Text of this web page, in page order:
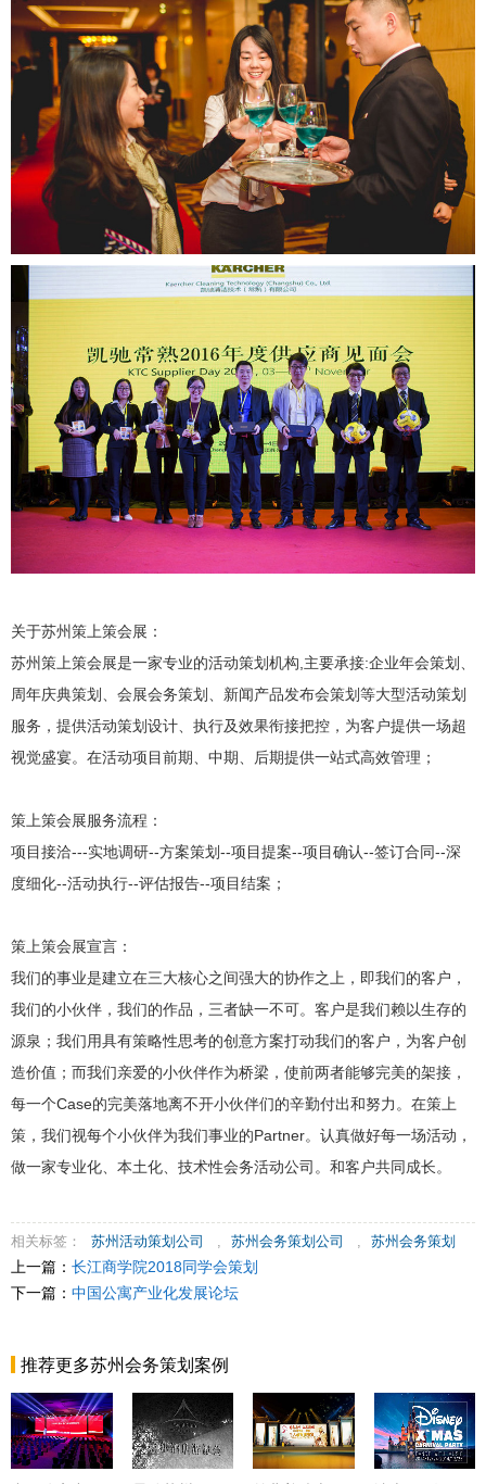
关于苏州策上策会展：
苏州策上策会展是一家专业的活动策划机构,主要承接:企业年会策划、
周年庆典策划、会展会务策划、新闻产品发布会策划等大型活动策划
服务，提供活动策划设计、执行及效果衔接把控，为客户提供一场超
视觉盛宴。在活动项目前期、中期、后期提供一站式高效管理；
策上策会展服务流程：
项目接洽---实地调研--方案策划--项目提案--项目确认--签订合同--深
度细化--活动执行--评估报告--项目结案；
策上策会展宣言：
我们的事业是建立在三大核心之间强大的协作之上，即我们的客户，
我们的小伙伴，我们的作品，三者缺一不可。客户是我们赖以生存的
源泉；我们用具有策略性思考的创意方案打动我们的客户，为客户创
造价值；而我们亲爱的小伙伴作为桥梁，使前两者能够完美的架接，
每一个Case的完美落地离不开小伙伴们的辛勤付出和努力。在策上
策，我们视每个小伙伴为我们事业的Partner。认真做好每一场活动，
做一家专业化、本土化、技术性会务活动公司。和客户共同成长。
相关标签： 苏州活动策划公司 苏州会务策划公司 苏州会务策划
上一篇： 长江商学院2018同学会策划
下一篇： 中国公寓产业化发展论坛
推荐更多苏州会务策划案例